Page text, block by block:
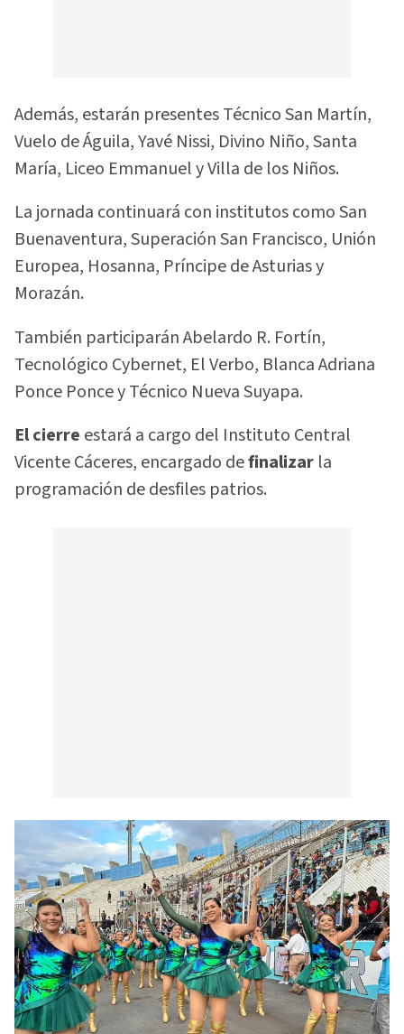
Además, estarán presentes Técnico San Martín,
Vuelo de Águila, Yavé Nissi, Divino Niño, Santa
María, Liceo Emmanuel y Villa de los Niños.
La jornada continuará con institutos como San
Buenaventura, Superación San Francisco, Unión
Europea, Hosanna, Príncipe de Asturias y
Morazán.
También participarán Abelardo R. Fortín,
Tecnológico Cybernet, El Verbo, Blanca Adriana
Ponce Ponce y Técnico Nueva Suyapa.
El cierre estará a cargo del Instituto Central
Vicente Cáceres, encargado definalizar la
programación de desfiles patrios.